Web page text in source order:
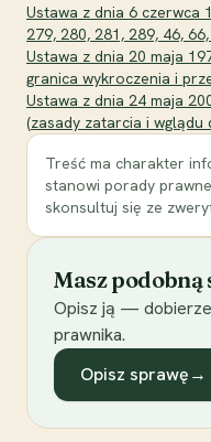
Ustawa z dnia 6 czerwca
279, 280, 281, 289, 46,
Ustawa z dnia 20 maja
granica wykroczenia i
Ustawa z dnia 24 maja
(zasady zatarcia i wglądu
Treść ma charakter
stanowi porady
skonsultuj się ze
Masz podobną
Opisz ją —
prawnika.
Opisz sprawę→